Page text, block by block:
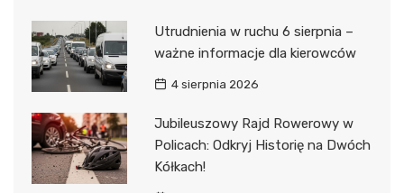
Utrudnienia w ruchu 6 sierpnia –
ważne informacje dla kierowców
4 sierpnia 2026
Jubileuszowy Rajd Rowerowy w
Policach: Odkryj Historię na Dwóch
Kółkach!